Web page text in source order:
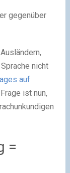
gegenüber
nicht
auf
ist nun,
=